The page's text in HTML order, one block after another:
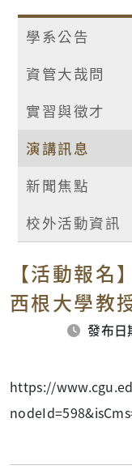
學系公告
資管大哉問
實習與徵才
演講訊息
新聞焦點
校外活動資訊
【活動報
西根大學教
發布
https://